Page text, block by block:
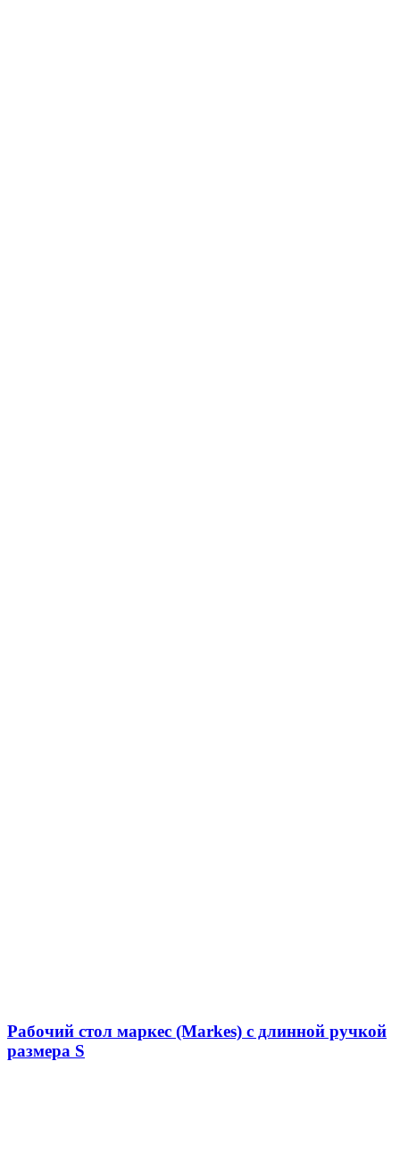
Рабочий стол маркес (Markes) с длинной ручкой
размера S